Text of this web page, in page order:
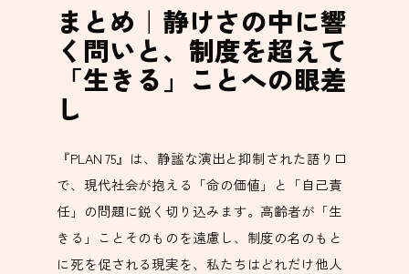
まとめ｜静けさの中に響
く問いと、制度を超えて
「生きる」ことへの眼差
し
『PLAN 75』は、静謐な演出と抑制された語り口
で、現代社会が抱える「命の価値」と「自己責
任」の問題に鋭く切り込みます。高齢者が「生
きる」ことそのものを遠慮し、制度の名のもと
に死を促される現実を、私たちはどれだけ他人